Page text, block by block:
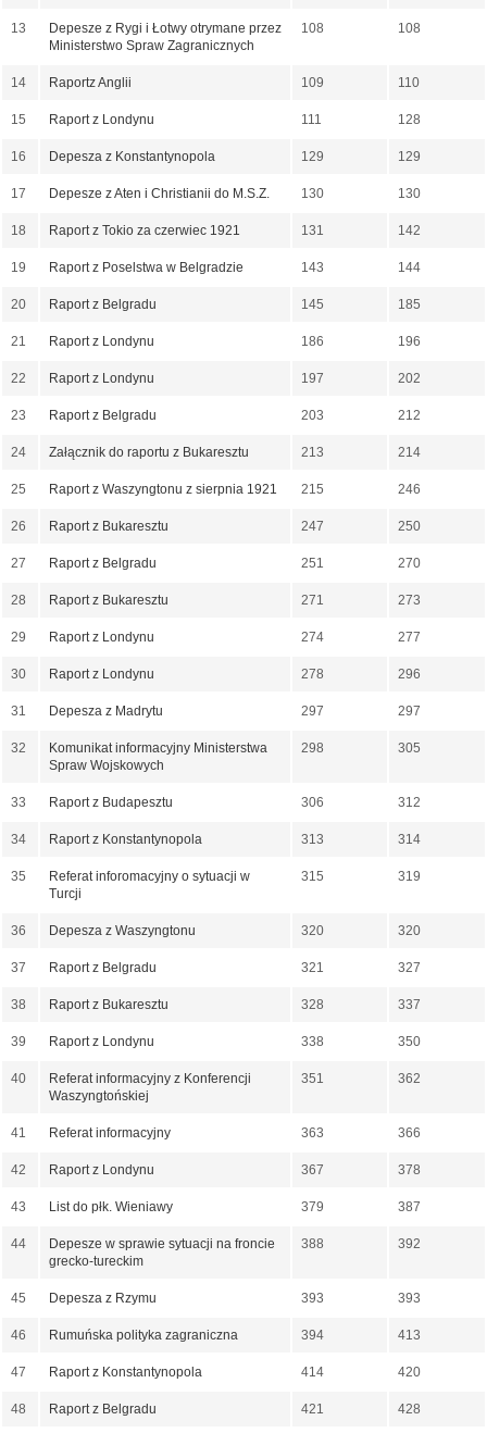
13
Depesze z Rygi i Łotwy otrymane przez
Ministerstwo Spraw Zagranicznych
108 108
14 Raportz Anglii 109 110
15 Raport z Londynu 111 128
16 Depesza z Konstantynopola 129 129
17 Depesze z Aten i Christianii do M.S.Z. 130 130
18 Raport z Tokio za czerwiec 1921 131 142
19 Raport z Poselstwa w Belgradzie 143 144
20 Raport z Belgradu 145 185
21 Raport z Londynu 186 196
22 Raport z Londynu 197 202
23 Raport z Belgradu 203 212
24 Załącznik do raportu z Bukaresztu 213 214
25 Raport z Waszyngtonu z sierpnia 1921 215 246
26 Raport z Bukaresztu 247 250
27 Raport z Belgradu 251 270
28 Raport z Bukaresztu 271 273
29 Raport z Londynu 274 277
30 Raport z Londynu 278 296
31 Depesza z Madrytu 297 297
32
Komunikat informacyjny Ministerstwa
Spraw Wojskowych
298 305
33 Raport z Budapesztu 306 312
34 Raport z Konstantynopola 313 314
35
Referat inforomacyjny o sytuacji w
Turcji
315 319
36 Depesza z Waszyngtonu 320 320
37 Raport z Belgradu 321 327
38 Raport z Bukaresztu 328 337
39 Raport z Londynu 338 350
40
Referat informacyjny z Konferencji
Waszyngtońskiej
351 362
41 Referat informacyjny 363 366
42 Raport z Londynu 367 378
43 List do płk. Wieniawy 379 387
44
Depesze w sprawie sytuacji na froncie
grecko-tureckim
388 392
45 Depesza z Rzymu 393 393
46 Rumuńska polityka zagraniczna 394 413
47 Raport z Konstantynopola 414 420
48 Raport z Belgradu 421 428